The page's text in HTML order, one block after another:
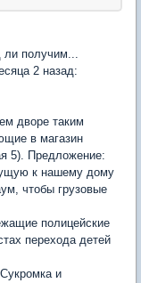
ли получим...
2 назад:
дворе таким
в магазин
5). Предложение:
к нашему дому
чтобы грузовые
полицейские
перехода детей
и